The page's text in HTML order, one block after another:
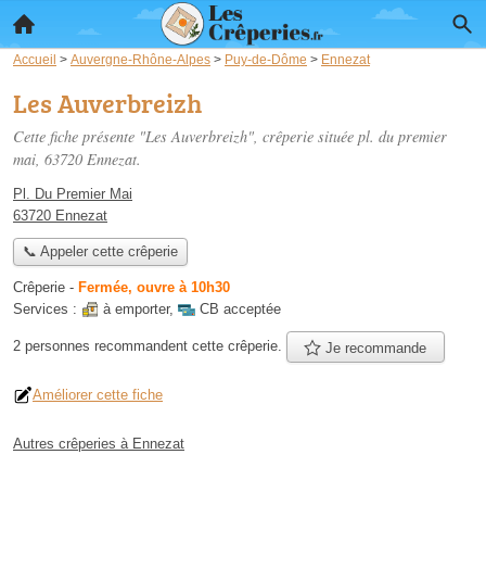
Accueil > Auvergne-Rhône-Alpes > Puy-de-Dôme > Ennezat
Les Auverbreizh
Cette fiche présente "Les Auverbreizh", crêperie située pl. du premier
mai, 63720 Ennezat.
Pl. Du Premier Mai
63720 Ennezat
📞 Appeler cette crêperie
Crêperie - Fermée, ouvre à 10h30
Services :
à emporter, CB acceptée
2 personnes recommandent cette crêperie. Je recommande
Améliorer cette fiche
Autres crêperies à Ennezat